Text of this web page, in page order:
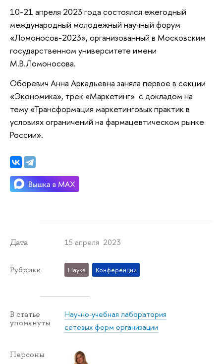
10-21 апреля 2023 года состоялся ежегодный
международный молодежный научный форум
«Ломоносов-2023», организованный в Московским
государственном университете имени
М.В.Ломоносова.
Оборевич Анна Аркадьевна заняла первое в секции
«Экономика», трек «Маркетинг» с докладом на
тему «Трансформация маркетинговых практик в
условиях ограничений на фармацевтическом рынке
России».
Дата 15 апреля 2023
Рубрики Наука Конференции
В статье
упомянуты
Научно-учебная лаборатория
сетевых форм организации
Персоны